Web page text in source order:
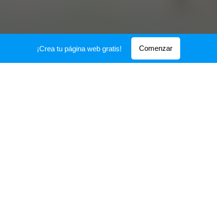
¡Crea tu página web gratis! Comenzar